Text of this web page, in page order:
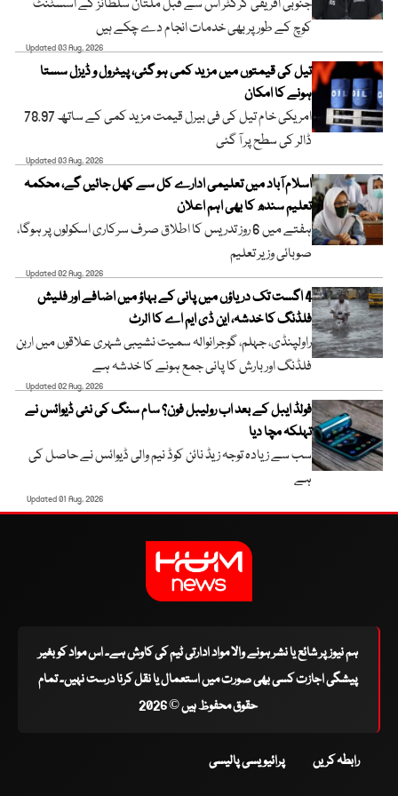
جنوبی افریقی کرکٹر اس سے قبل ملتان سلطانز کے اسسٹنٹ
کوچ کے طور پر بھی خدمات انجام دے چکے ہیں
Updated 03 Aug, 2026
تیل کی قیمتوں میں مزید کمی ہو گئی، پیٹرول و ڈیزل سستا
ہونے کا امکان
امریکی خام تیل کی فی بیرل قیمت مزید کمی کے ساتھ 78.97
ڈالر کی سطح پر آ گئی
Updated 03 Aug, 2026
اسلام آباد میں تعلیمی ادارے کل سے کھل جائیں گے، محکمہ
تعلیم سندھ کا بھی اہم اعلان
ہفتے میں 6 روز تدریس کا اطلاق صرف سرکاری اسکولوں پر ہوگا،
صوبائی وزیر تعلیم
Updated 02 Aug, 2026
4 اگست تک دریاؤں میں پانی کے بہاؤ میں اضافے اور فلیش
فلڈنگ کا خدشہ، این ڈی ایم اے کا الرٹ
راولپنڈی، جہلم، گوجرانوالہ سمیت نشیبی شہری علاقوں میں اربن
فلڈنگ اور بارش کا پانی جمع ہونے کا خدشہ ہے
Updated 02 Aug, 2026
فولڈ ایبل کے بعد اب رولیبل فون؟ سام سنگ کی نئی ڈیوائس نے
تہلکہ مچا دیا
سب سے زیادہ توجہ زیڈ نائن کوڈ نیم والی ڈیوائس نے حاصل کی
ہے
Updated 01 Aug, 2026
ہم نیوز پر شائع یا نشر ہونے والا مواد ادارتی ٹیم کی کاوش ہے۔ اس مواد کو بغیر
پیشگی اجازت کسی بھی صورت میں استعمال یا نقل کرنا درست نہیں۔ تمام
حقوق محفوظ ہیں © 2026
رابطہ کریں پرائیویسی پالیسی